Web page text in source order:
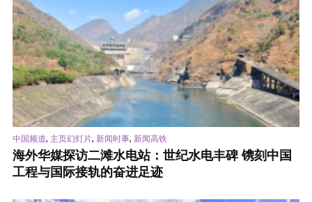
中国频道, 主页幻灯片, 新闻时事, 新闻高铁
海外华媒探访二滩水电站：世纪水电丰碑 镌刻中国
工程与国际接轨的奋进足迹